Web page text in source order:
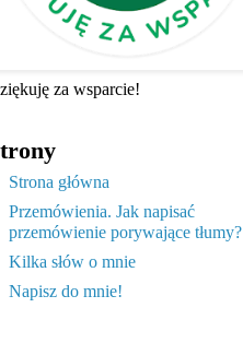
za wsparcie!
Strona główna
Przemówienia. Jak napisać
przemówienie porywające tłumy?
Kilka słów o mnie
Napisz do mnie!